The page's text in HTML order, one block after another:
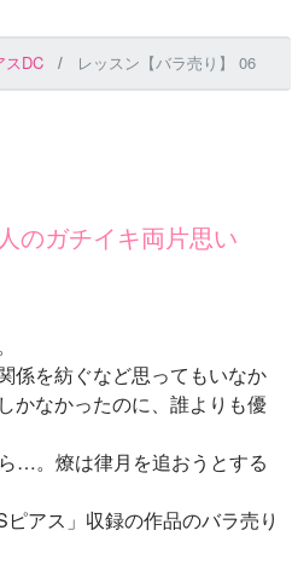
スDC レッスン【バラ売り】 06
のガチイキ両片思い
係を紡ぐなど思ってもいなか
かなかったのに、誰よりも優
…。燎は律月を追おうとする
アス」収録の作品のバラ売り